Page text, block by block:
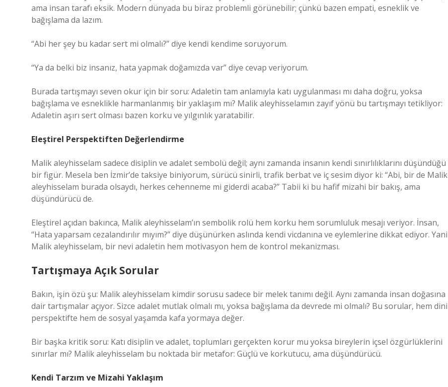
ama insan tarafı eksik. Modern dünyada bu biraz problemli görünebilir; çünkü bazen empati, esneklik ve
bağışlama da lazım.
“Abi her şey bu kadar sert mi olmalı?” diye kendi kendime soruyorum.
“Ya da belki biz insanız, hata yapmak doğamızda var” diye cevap veriyorum.
Burada tartışmayı seven okur için bir soru: Adaletin tam anlamıyla katı uygulanması mı daha doğru, yoksa
bağışlama ve esneklikle harmanlanmış bir yaklaşım mı? Malik aleyhisselamın zayıf yönü bu tartışmayı tetikliyor:
Adaletin aşırı sert olması bazen korku ve yılgınlık yaratabilir.
Eleştirel Perspektiften Değerlendirme
Malik aleyhisselam sadece disiplin ve adalet sembolü değil; aynı zamanda insanın kendi sınırlılıklarını düşündüğü
bir figür. Mesela ben İzmir’de taksiye biniyorum, sürücü sinirli, trafik berbat ve iç sesim diyor ki: “Abi, bir de Malik
aleyhisselam burada olsaydı, herkes cehenneme mi giderdi acaba?” Tabii ki bu hafif mizahi bir bakış, ama
düşündürücü de.
Eleştirel açıdan bakınca, Malik aleyhisselam’ın sembolik rolü hem korku hem sorumluluk mesajı veriyor. İnsan,
“Hata yaparsam cezalandırılır mıyım?” diye düşünürken aslında kendi vicdanına ve eylemlerine dikkat ediyor. Yani
Malik aleyhisselam, bir nevi adaletin hem motivasyon hem de kontrol mekanizması.
Tartışmaya Açık Sorular
Bakın, işin özü şu: Malik aleyhisselam kimdir sorusu sadece bir melek tanımı değil. Aynı zamanda insan doğasına
dair tartışmalar açıyor. Sizce adalet mutlak olmalı mı, yoksa bağışlama da devrede mi olmalı? Bu sorular, hem dini
perspektifte hem de sosyal yaşamda kafa yormaya değer.
Bir başka kritik soru: Katı disiplin ve adalet, toplumları gerçekten korur mu yoksa bireylerin içsel özgürlüklerini
sınırlar mı? Malik aleyhisselam bu noktada bir metafor: Güçlü ve korkutucu, ama düşündürücü.
Kendi Tarzım ve Mizahi Yaklaşım